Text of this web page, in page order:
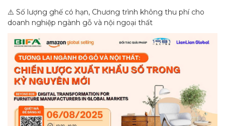
⚠️ Số lượng ghế có hạn, Chương trình không thu phí cho
doanh nghiệp ngành gỗ và nội ngoại thất